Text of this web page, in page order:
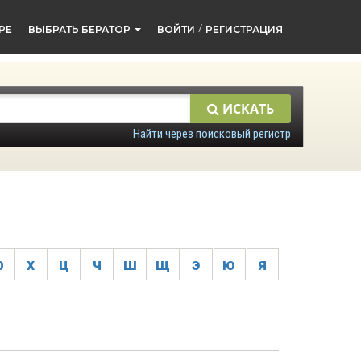
ВЫБРАТЬ БЕРАТОР ВОЙТИ / РЕГИСТРАЦИЯ
ИСКАТЬ
Найти через поисковый регистр
х ц ч ш щ э ю я